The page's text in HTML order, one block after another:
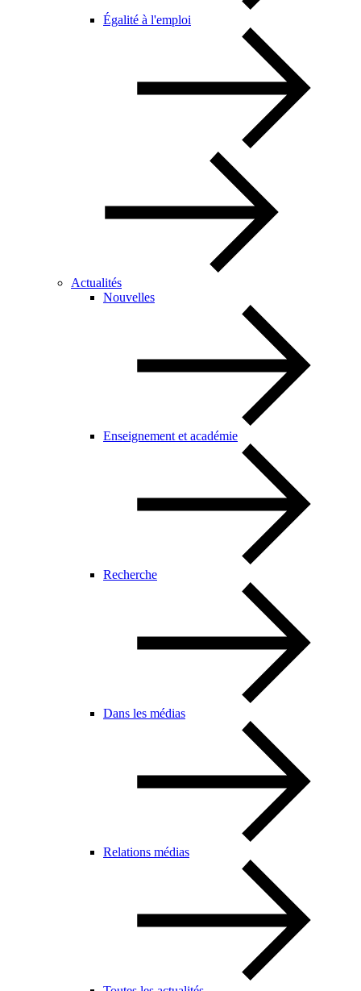
Égalité à l'emploi
Actualités
Nouvelles
Enseignement et académie
Recherche
Dans les médias
Relations médias